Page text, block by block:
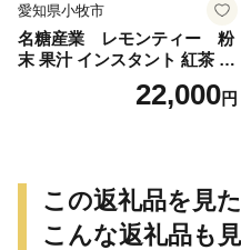
愛知県小牧市
名糖産業 レモンティー 粉
末 果汁 インスタント 紅茶 ビ
タミンC 袋 ロングセラー 粉
末飲料 粉末茶 簡単 手軽 ホッ
22,000円
この返礼品を見
こんな返礼品も